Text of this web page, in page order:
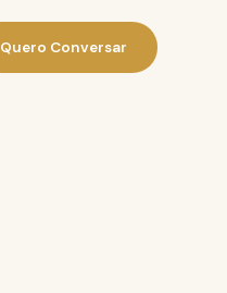
Quero Conversar